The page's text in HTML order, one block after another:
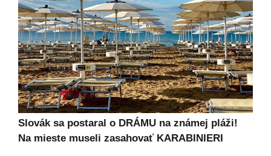
Slovák sa postaral o DRÁMU na známej pláži!
Na mieste museli zasahovať KARABINIERI